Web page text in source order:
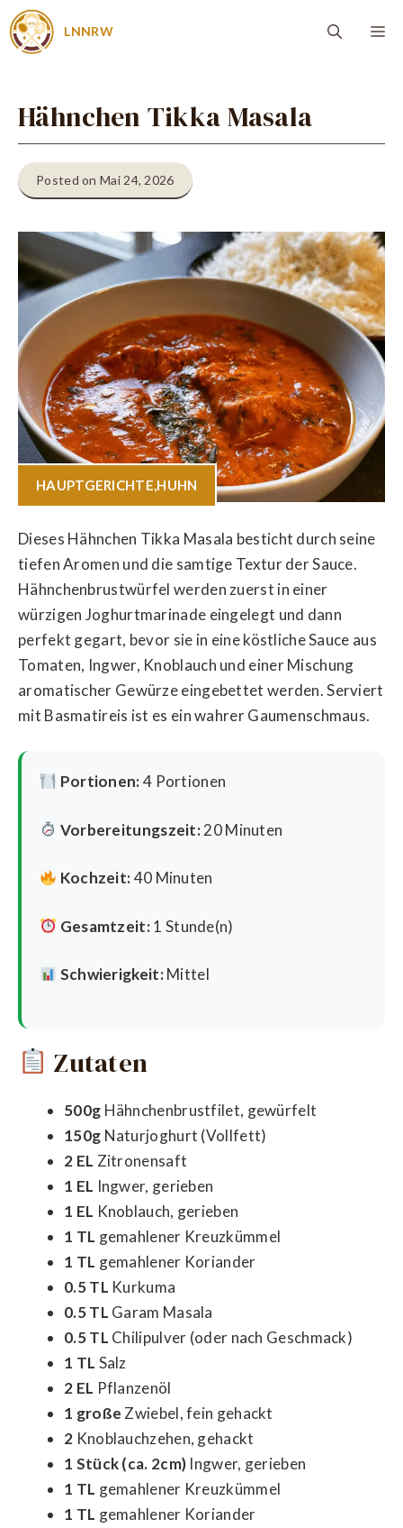
Zum
Inhalt
LNNRW
Hähnchen Tikka Masala
Posted on Mai 24, 2026
HAUPTGERICHTE,HUHN
Dieses Hähnchen Tikka Masala besticht durch seine
tiefen Aromen und die samtige Textur der Sauce.
Hähnchenbrustwürfel werden zuerst in einer
würzigen Joghurtmarinade eingelegt und dann
perfekt gegart, bevor sie in eine köstliche Sauce aus
Tomaten, Ingwer, Knoblauch und einer Mischung
aromatischer Gewürze eingebettet werden. Serviert
mit Basmatireis ist es ein wahrer Gaumenschmaus.
Portionen:4 Portionen
Vorbereitungszeit:20 Minuten
Kochzeit:40 Minuten
Gesamtzeit:1 Stunde(n)
Schwierigkeit:Mittel
Zutaten
500g Hähnchenbrustfilet, gewürfelt
150g Naturjoghurt (Vollfett)
2 EL Zitronensaft
1 EL Ingwer, gerieben
1 EL Knoblauch, gerieben
1 TL gemahlener Kreuzkümmel
1 TL gemahlener Koriander
0.5 TL Kurkuma
0.5 TL Garam Masala
0.5 TL Chilipulver (oder nach Geschmack)
1 TL Salz
2 EL Pflanzenöl
1 große Zwiebel, fein gehackt
2 Knoblauchzehen, gehackt
1 Stück (ca. 2cm) Ingwer, gerieben
1 TL gemahlener Kreuzkümmel
1 TL gemahlener Koriander